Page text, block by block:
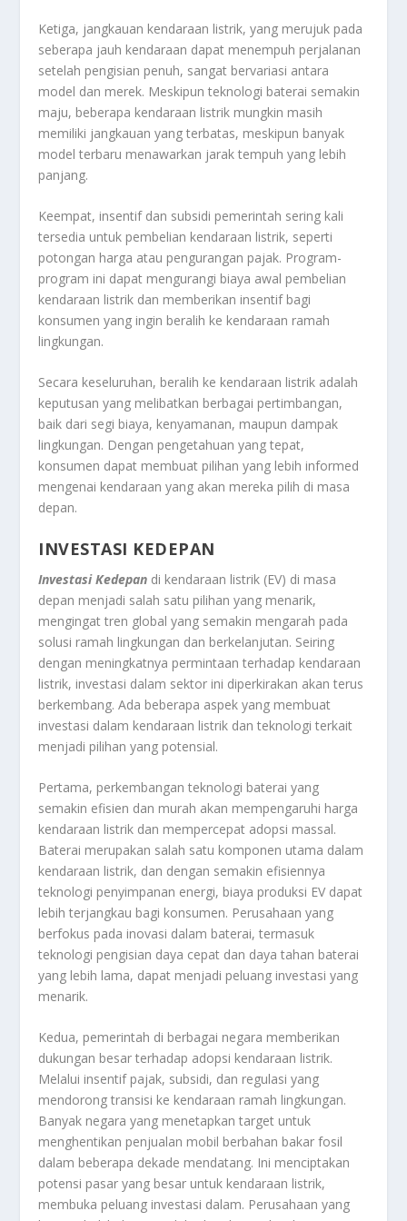
Ketiga, jangkauan kendaraan listrik, yang merujuk pada
seberapa jauh kendaraan dapat menempuh perjalanan
setelah pengisian penuh, sangat bervariasi antara
model dan merek. Meskipun teknologi baterai semakin
maju, beberapa kendaraan listrik mungkin masih
memiliki jangkauan yang terbatas, meskipun banyak
model terbaru menawarkan jarak tempuh yang lebih
panjang.
Keempat, insentif dan subsidi pemerintah sering kali
tersedia untuk pembelian kendaraan listrik, seperti
potongan harga atau pengurangan pajak. Program-
program ini dapat mengurangi biaya awal pembelian
kendaraan listrik dan memberikan insentif bagi
konsumen yang ingin beralih ke kendaraan ramah
lingkungan.
Secara keseluruhan, beralih ke kendaraan listrik adalah
keputusan yang melibatkan berbagai pertimbangan,
baik dari segi biaya, kenyamanan, maupun dampak
lingkungan. Dengan pengetahuan yang tepat,
konsumen dapat membuat pilihan yang lebih informed
mengenai kendaraan yang akan mereka pilih di masa
depan.
INVESTASI KEDEPAN
Investasi Kedepan di kendaraan listrik (EV) di masa
depan menjadi salah satu pilihan yang menarik,
mengingat tren global yang semakin mengarah pada
solusi ramah lingkungan dan berkelanjutan. Seiring
dengan meningkatnya permintaan terhadap kendaraan
listrik, investasi dalam sektor ini diperkirakan akan terus
berkembang. Ada beberapa aspek yang membuat
investasi dalam kendaraan listrik dan teknologi terkait
menjadi pilihan yang potensial.
Pertama, perkembangan teknologi baterai yang
semakin efisien dan murah akan mempengaruhi harga
kendaraan listrik dan mempercepat adopsi massal.
Baterai merupakan salah satu komponen utama dalam
kendaraan listrik, dan dengan semakin efisiennya
teknologi penyimpanan energi, biaya produksi EV dapat
lebih terjangkau bagi konsumen. Perusahaan yang
berfokus pada inovasi dalam baterai, termasuk
teknologi pengisian daya cepat dan daya tahan baterai
yang lebih lama, dapat menjadi peluang investasi yang
menarik.
Kedua, pemerintah di berbagai negara memberikan
dukungan besar terhadap adopsi kendaraan listrik.
Melalui insentif pajak, subsidi, dan regulasi yang
mendorong transisi ke kendaraan ramah lingkungan.
Banyak negara yang menetapkan target untuk
menghentikan penjualan mobil berbahan bakar fosil
dalam beberapa dekade mendatang. Ini menciptakan
potensi pasar yang besar untuk kendaraan listrik,
membuka peluang investasi dalam. Perusahaan yang